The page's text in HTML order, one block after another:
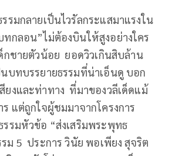
รมกลายเป็นไวรัลกระแสมาแรงใน
ทกลอน”ไม่ต้องบินให้สูงอย่างใคร
กชายตัวน้อย ยอดวิวเกินสิบล้าน
บทบรรยายธรรมที่น่าเอ็นดู บอก
ยงและท่าทาง ที่มาของวลีเด็ดแม้
แต่ถูกใจผู้ชมมาจากโครงการ
รรมหัวข้อ “ส่งเสริมพระพุทธ
ม 5 ประการ วินัย พอเพียง สุจริต